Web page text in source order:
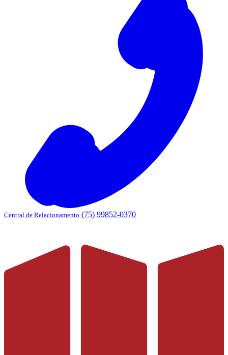
Central de Relacionamento (75) 99852-0370